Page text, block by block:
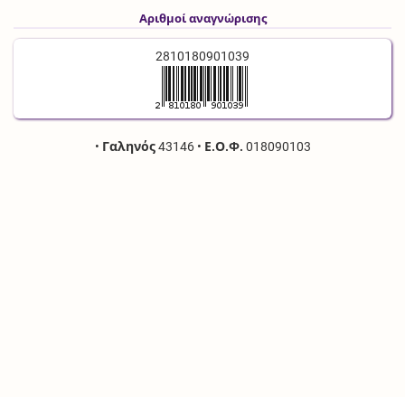
Αριθμοί αναγνώρισης
2810180901039
• Γαληνός43146 • Ε.Ο.Φ. 018090103